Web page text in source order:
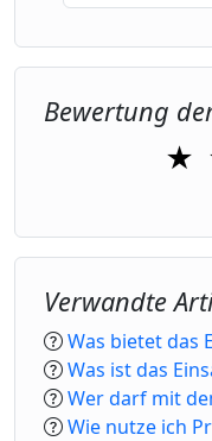
Bewertung
★
Verwandte
Was bietet das
Was ist das
Wer darf mit
Wie nutze ich